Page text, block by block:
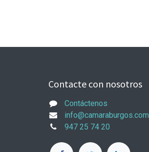
Contacte con nosotros
Contáctenos
info@camaraburgos.com
947 25 74 20